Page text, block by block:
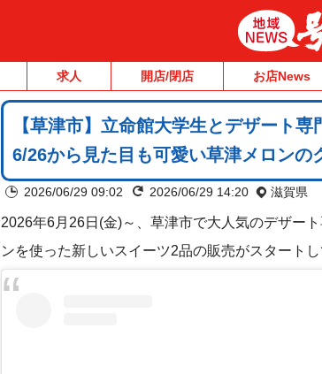
求人 開店/閉店 お店News
【草津市】立命館大学生とデザート
6/26から見た目も可愛い草津メロンの
2026/06/29 09:02 2026/06/29 14:20 滋賀県
2026年6月26日(金)～、草津市で大人気のデザー
ンを使った新しいスイーツ2品の販売がスタートし